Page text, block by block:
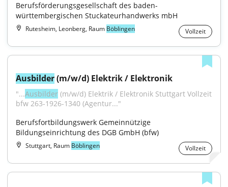
Berufsförderungsgesellschaft des baden-
württembergischen Stuckateurhandwerks mbH
Rutesheim, Leonberg, Raum Böblingen Vollzeit
Ausbilder (m/w/d) Elektrik / Elektronik
"...Ausbilder (m/w/d) Elektrik / Elektronik Stuttgart Vollzeit
bfw 263-1926-1340 (Agentur..."
Berufsfortbildungswerk Gemeinnützige
Bildungseinrichtung des DGB GmbH (bfw)
Stuttgart, Raum Böblingen Vollzeit